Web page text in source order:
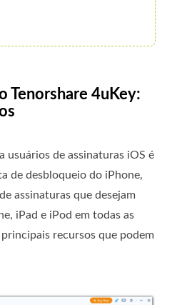
Tenorshare 4uKey:
usuários de assinaturas iOS é
de desbloqueio do iPhone,
assinaturas que desejam
iPad e iPod em todas as
recursos que podem